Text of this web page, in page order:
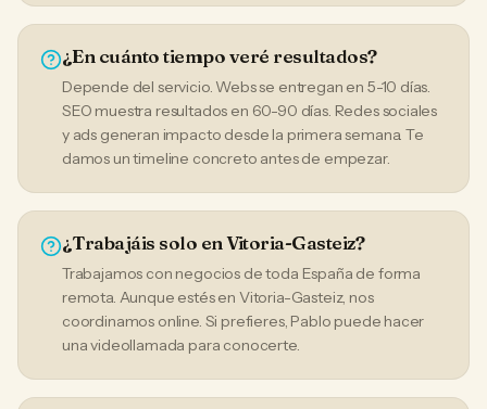
¿En cuánto tiempo veré resultados?
Depende del servicio. Webs se entregan en 5-10 días.
SEO muestra resultados en 60-90 días. Redes sociales
y ads generan impacto desde la primera semana. Te
damos un timeline concreto antes de empezar.
¿Trabajáis solo en Vitoria-Gasteiz?
Trabajamos con negocios de toda España de forma
remota. Aunque estés en Vitoria-Gasteiz, nos
coordinamos online. Si prefieres, Pablo puede hacer
una videollamada para conocerte.